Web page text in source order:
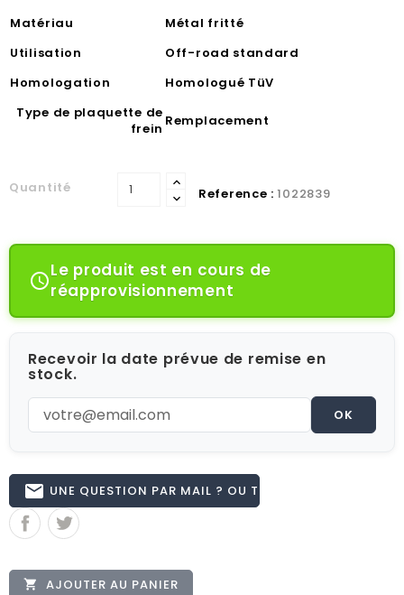
Matériau
Métal fritté
Utilisation
Off-road standard
Homologation
Homologué TüV
Type de plaquette de
frein Remplacement
Quantité Reference : 1022839
Le produit est en cours de
réapprovisionnement
Recevoir la date prévue de remise en
stock.
OK
email UNE QUESTION PAR MAIL ? OU TÉL 02.51.62.16.59
 AJOUTER AU PANIER